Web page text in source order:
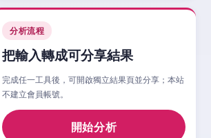
🧮
花旗骰Cr 花旗骰Cr 花旗骰Cr
分析流程
把輸入轉成可分享結果
完成任一工具後，可開啟獨立結果頁並分享；本站
不建立會員帳號。
開始分析